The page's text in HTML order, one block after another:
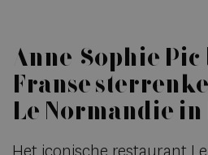
Anne-Sophie
Franse
Le Normandie